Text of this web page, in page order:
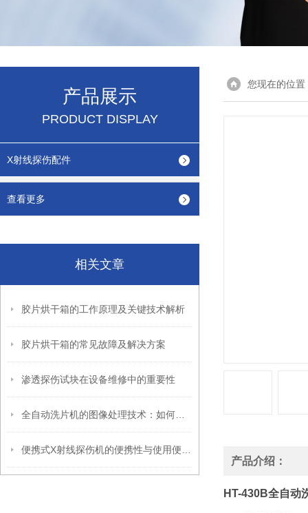
产品展示
PRODUCT DISPLAY
X射线探伤配件
查看更多
相关文章
胶片烘干箱的工作原理及关键技术解析
胶片烘干箱的常见故障及解决方案
渗透探伤试块在设备维修中的重要性
您现在的位置
产品介绍：
HT-430B全自动